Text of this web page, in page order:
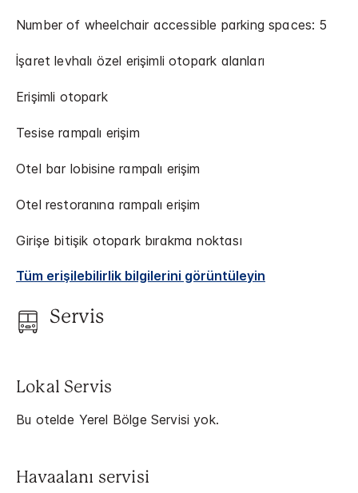
Number of wheelchair accessible parking spaces: 5
İşaret levhalı özel erişimli otopark alanları
Erişimli otopark
Tesise rampalı erişim
Otel bar lobisine rampalı erişim
Otel restoranına rampalı erişim
Girişe bitişik otopark bırakma noktası
Tüm erişilebilirlik bilgilerini görüntüleyin
Servis
Lokal Servis
Bu otelde Yerel Bölge Servisi yok.
Havaalanı servisi